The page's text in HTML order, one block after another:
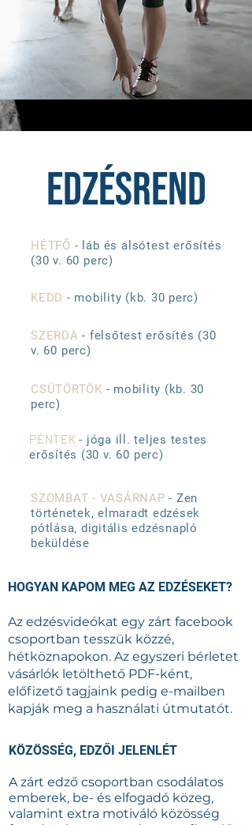
EDZÉSREND
HÉTFŐ - láb és alsótest erősítés
(30 v. 60 perc)
KEDD - mobility (kb. 30 perc)
SZERDA - felsőtest erősítés (30
v. 60 perc)
CSÜTÖRTÖK - mobility (kb. 30
perc)
PÉNTEK - jóga ill. teljes testes
erősítés (30 v. 60 perc)
SZOMBAT - VASÁRNAP - Zen
történetek, elmaradt edzések
pótlása, digitális edzésnapló
beküldése
HOGYAN KAPOM MEG AZ EDZÉSEKET?
Az edzésvideókat egy zárt facebook
csoportban tesszük közzé,
hétköznapokon. Az egyszeri bérletet
vásárlók letölthető PDF-ként,
előfizető tagjaink pedig e-mailben
kapják meg a használati útmutatót.
KÖZÖSSÉG, EDZŐI JELENLÉT
A zárt edző csoportban csodálatos
emberek, be- és elfogadó közeg,
valamint extra motiváló közösség